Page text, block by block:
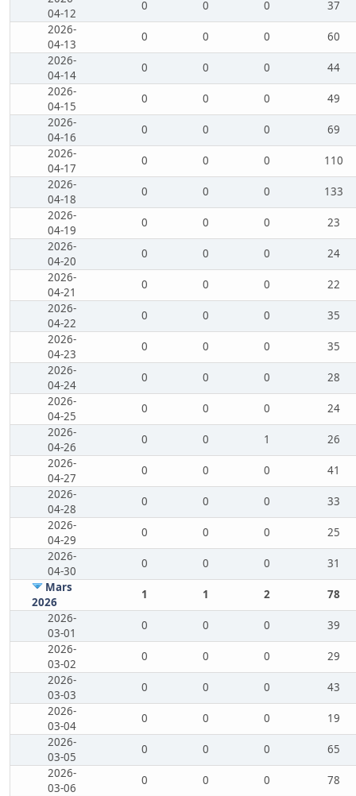
04-12
0 0 0
37
2026-
04-13
0 0 0
60
2026-
04-14
0 0 0
44
2026-
04-15
0 0 0
49
2026-
04-16
0 0 0
69
2026-
04-17
0 0 0
110
2026-
04-18
0 0 0
133
2026-
04-19
0 0 0
23
2026-
04-20
0 0 0
24
2026-
04-21
0 0 0
22
2026-
04-22
0 0 0
35
2026-
04-23
0 0 0
35
2026-
04-24
0 0 0
28
2026-
04-25
0 0 0
24
2026-
04-26
0 0 1
26
2026-
04-27
0 0 0
41
2026-
04-28
0 0 0
33
2026-
04-29
0 0 0
25
2026-
04-30
0 0 0
31
Mars
2026
1 1 2
78
2026-
03-01
0 0 0
39
2026-
03-02
0 0 0
29
2026-
03-03
0 0 0
43
2026-
03-04
0 0 0
19
2026-
03-05
0 0 0
65
2026-
03-06
0 0 0
78